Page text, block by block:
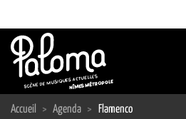
au
contenu
Accueil > Agenda > Flamenco